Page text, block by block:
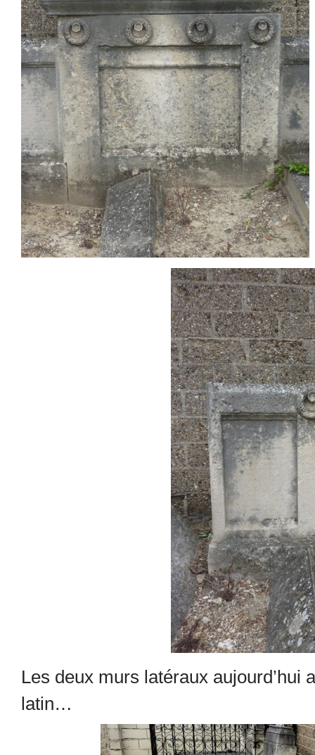
Les deux murs latéraux aujourd’hui
latin…